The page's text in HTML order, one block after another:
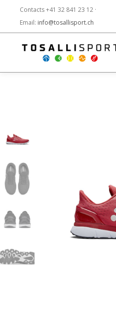
Contacts +41 32 841 23 12 ·
Email: info@tosallisport.ch